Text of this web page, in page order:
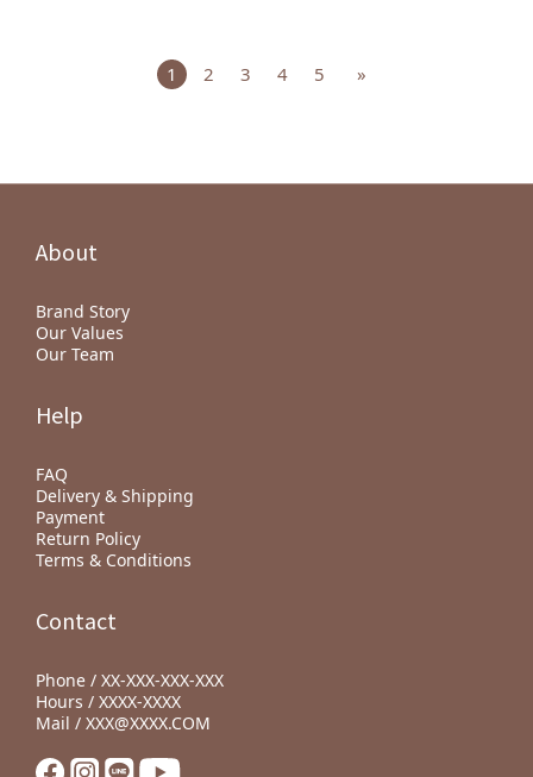
1 2 3 4 5 »
About
Brand Story
Our Values
Our Team
Help
FAQ
Delivery & Shipping
Payment
Return Policy
Terms & Conditions
Contact
Phone / XX-XXX-XXX-XXX
Hours / XXXX-XXXX
Mail / XXX@XXXX.COM